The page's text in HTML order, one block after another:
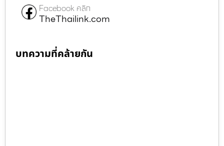
Facebook คลิก
TheThailink.com
บทความที่คล้ายกัน